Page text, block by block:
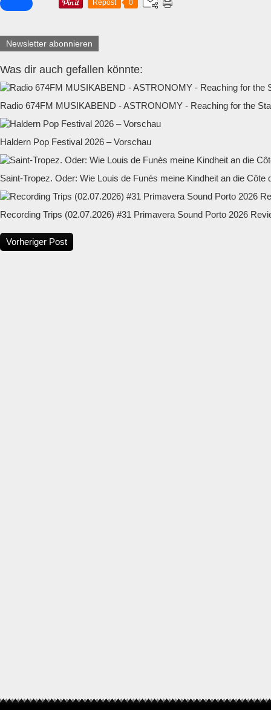
Repost 0
Newsletter abonnieren
Was dir auch gefallen könnte:
Radio 674FM MUSIKABEND - ASTRONOMY - Reaching for the
Haldern Pop Festival 2026 – Vorschau
Saint-Tropez. Oder: Wie Louis de Funès meine Kindheit an die Côte
Recording Trips (02.07.2026) #31 Primavera Sound Porto 2026
Vorheriger Post